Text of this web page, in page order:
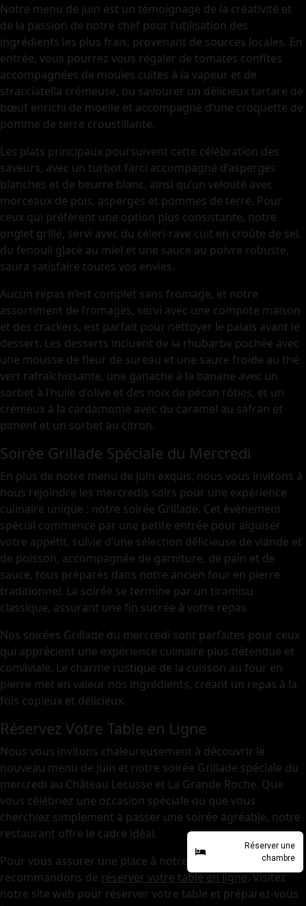
Réserver une
chambre
Notre menu de juin est un témoignage de la créativité et
de la passion de notre chef pour l’utilisation des
ingrédients les plus frais, provenant de sources locales. En
entrée, vous pourrez vous régaler de tomates confites
accompagnées de moules cuites à la vapeur et de
stracciatella crémeuse, ou savourer un délicieux tartare de
bœuf enrichi de moelle et accompagné d’une croquette de
pomme de terre croustillante.
Les plats principaux poursuivent cette célébration des
saveurs, avec un turbot farci accompagné d’asperges
blanches et de beurre blanc, ainsi qu’un velouté avec
morceaux de pois, asperges et pommes de terre. Pour
ceux qui préfèrent une option plus consistante, notre
onglet grillé, servi avec du céleri-rave cuit en croûte de sel,
du fenouil glacé au miel et une sauce au poivre robuste,
saura satisfaire toutes vos envies.
Aucun repas n’est complet sans fromage, et notre
assortiment de fromages, servi avec une compote maison
et des crackers, est parfait pour nettoyer le palais avant le
dessert. Les desserts incluent de la rhubarbe pochée avec
une mousse de fleur de sureau et une sauce froide au thé
vert rafraîchissante, une ganache à la banane avec un
sorbet à l’huile d’olive et des noix de pécan rôties, et un
crémeux à la cardamome avec du caramel au safran et
piment et un sorbet au citron.
Soirée Grillade Spéciale du Mercredi
En plus de notre menu de juin exquis, nous vous invitons à
nous rejoindre les mercredis soirs pour une expérience
culinaire unique : notre soirée Grillade. Cet événement
spécial commence par une petite entrée pour aiguiser
votre appétit, suivie d’une sélection délicieuse de viande et
de poisson, accompagnée de garniture, de pain et de
sauce, tous préparés dans notre ancien four en pierre
traditionnel. La soirée se termine par un tiramisu
classique, assurant une fin sucrée à votre repas.
Nos soirées Grillade du mercredi sont parfaites pour ceux
qui apprécient une expérience culinaire plus détendue et
conviviale. Le charme rustique de la cuisson au four en
pierre met en valeur nos ingrédients, créant un repas à la
fois copieux et délicieux.
Réservez Votre Table en Ligne
Nous vous invitons chaleureusement à découvrir le
nouveau menu de juin et notre soirée Grillade spéciale du
mercredi au Château Lecusse et La Grande Roche. Que
vous célébriez une occasion spéciale ou que vous
cherchiez simplement à passer une soirée agréable, notre
restaurant offre le cadre idéal.
Pour vous assurer une place à notre table, nous vous
recommandons de réserver votre table en ligne. Visitez
notre site web pour réserver votre table et préparez-vous